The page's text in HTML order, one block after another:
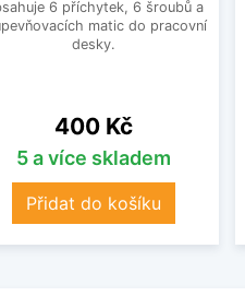
6 příchytek, 6 šroubů a
matic do pracovní
desky.
Cena
400 Kč
5 a více skladem
Přidat do košíku